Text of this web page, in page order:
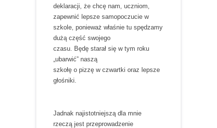
deklaracji, że chcę nam, uczniom,
zapewnić lepsze samopoczucie w
szkole, ponieważ właśnie tu spędzamy
dużą część swojego
czasu. Będę starał się w tym roku
„ubarwić” naszą
szkołę o pizzę w czwartki oraz lepsze
głośniki.
Jadnak najistotniejszą dla mnie
rzeczą jest przeprowadzenie